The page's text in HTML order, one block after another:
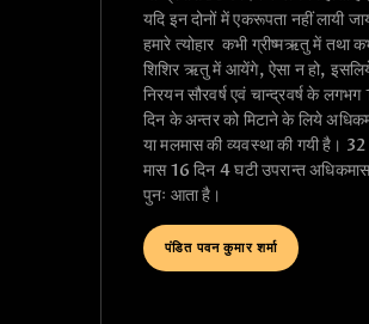
यदि इन दोनों में एकरूपता नहीं लायी
हमारे त्योहार कभी ग्रीष्मऋतु में तथा
शिशिर ऋतु में आयेंगे, ऐसा न हो,
निरयन सौरवर्ष एवं चान्द्रवर्ष के लगभग
दिन के अन्तर को मिटाने के लिये
या मलमास की व्यवस्था की गयी है। 32
मास 16 दिन 4 घटी उपरान्त
पुनः आता है।
पंडित पवन कुमार शर्मा